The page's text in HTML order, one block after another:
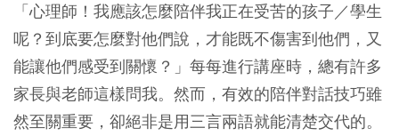
「心理師！我應該怎麼陪伴我正在受苦的孩子／學生
呢？到底要怎麼對他們說，才能既不傷害到他們，又
能讓他們感受到關懷？」每每進行講座時，總有許多
家長與老師這樣問我。然而，有效的陪伴對話技巧雖
然至關重要，卻絕非是用三言兩語就能清楚交代的。